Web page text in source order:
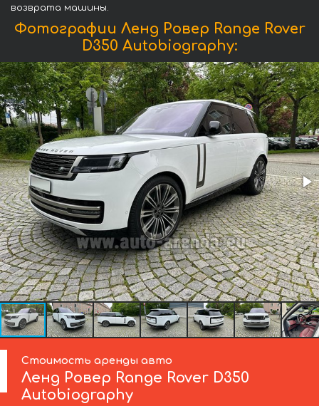
возврата машины.
Фотографии Ленд Ровер Range Rover
D350 Autobiography:
Стоимость аренды авто
Ленд Ровер Range Rover D350
Autobiography